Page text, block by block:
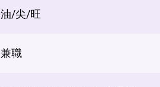
油/尖/旺
兼職